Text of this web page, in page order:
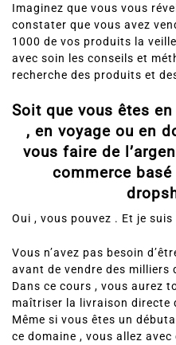
Imaginez que vous vous
constater que vous avez
1000 de vos produits la
avec soin les conseils et
recherche des produits et
Soit que vous êtes
, en voyage ou en
vous faire de
commerce
Oui , vous pouvez . Et je
Vous n’avez pas besoin
avant de vendre des milliers
Dans ce cours , vous aurez
maîtriser la livraison directe
Même si vous êtes un
ce domaine , vous allez